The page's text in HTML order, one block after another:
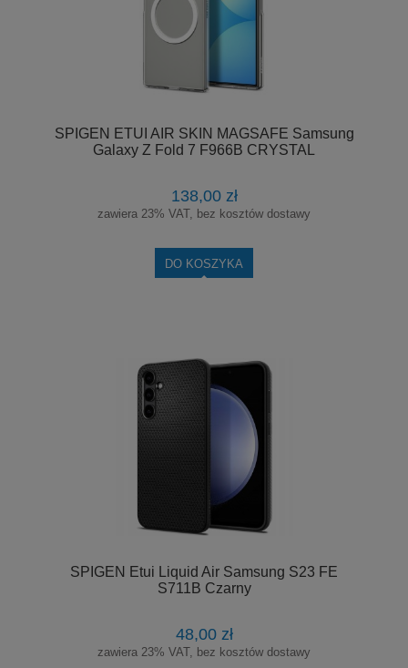
SPIGEN ETUI AIR SKIN MAGSAFE Samsung
Galaxy Z Fold 7 F966B CRYSTAL
138,00 zł
zawiera 23% VAT, bez kosztów dostawy
DO KOSZYKA
SPIGEN Etui Liquid Air Samsung S23 FE
S711B Czarny
48,00 zł
zawiera 23% VAT, bez kosztów dostawy